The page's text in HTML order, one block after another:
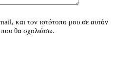
και τον ιστότοπο μου σε αυτόν
θα σχολιάσω.